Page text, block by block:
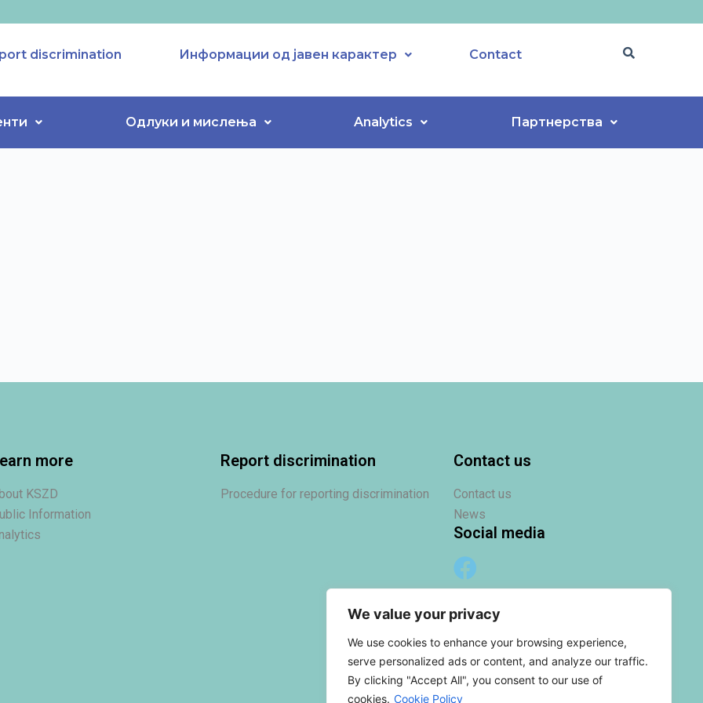
We value your privacy
We use cookies to enhance your browsing experience,
serve personalized ads or content, and analyze our traffic.
By clicking "Accept All", you consent to our use of
cookies. Cookie Policy
discrimination Информации од јавен карактер Contact
Одлуки и мислења Analytics Партнерства
more
KSZD
Information
Report discrimination
Procedure for reporting discrimination
Contact us
Contact us
News
Social media